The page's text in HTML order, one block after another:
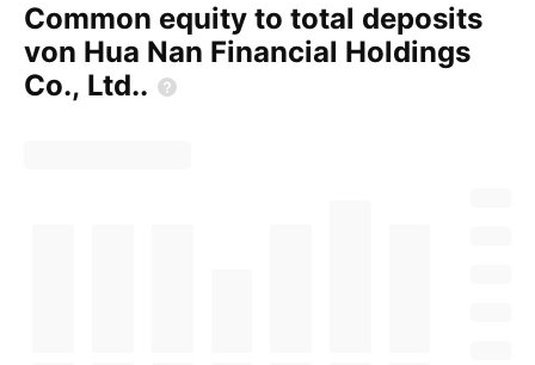
Common equity to total deposits
von Hua Nan Financial Holdings
Co., Ltd..